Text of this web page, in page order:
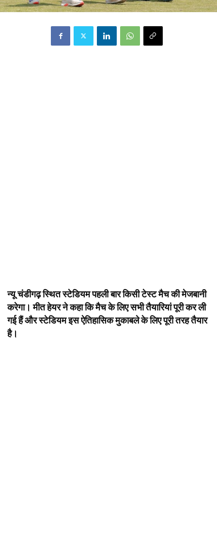
न्यू चंडीगढ़ स्थित स्टेडियम पहली बार किसी टेस्ट मैच की मेजबानी
करेगा। मीत हेयर ने कहा कि मैच के लिए सभी तैयारियां पूरी कर ली
गई हैं और स्टेडियम इस ऐतिहासिक मुकाबले के लिए पूरी तरह तैयार
है।